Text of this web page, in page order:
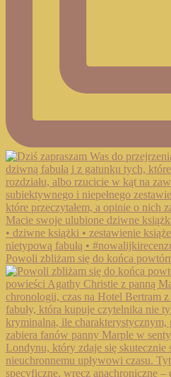
Powoli zbliżam się do końca